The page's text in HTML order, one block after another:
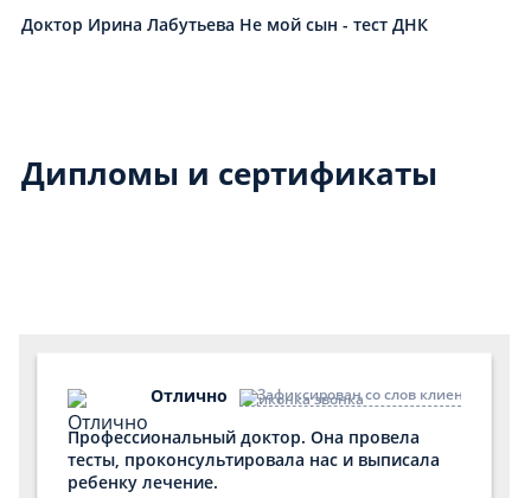
Доктор Ирина Лабутьева Не мой сын - тест ДНК
Дипломы и сертификаты
Отлично Зафиксирован со слов клиента по
Профессиональный доктор. Она провела
тесты, проконсультировала нас и выписала
ребенку лечение.